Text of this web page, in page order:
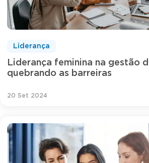
Liderança feminina na gestão
quebrando as barreiras
Liderança
20 Set 2024